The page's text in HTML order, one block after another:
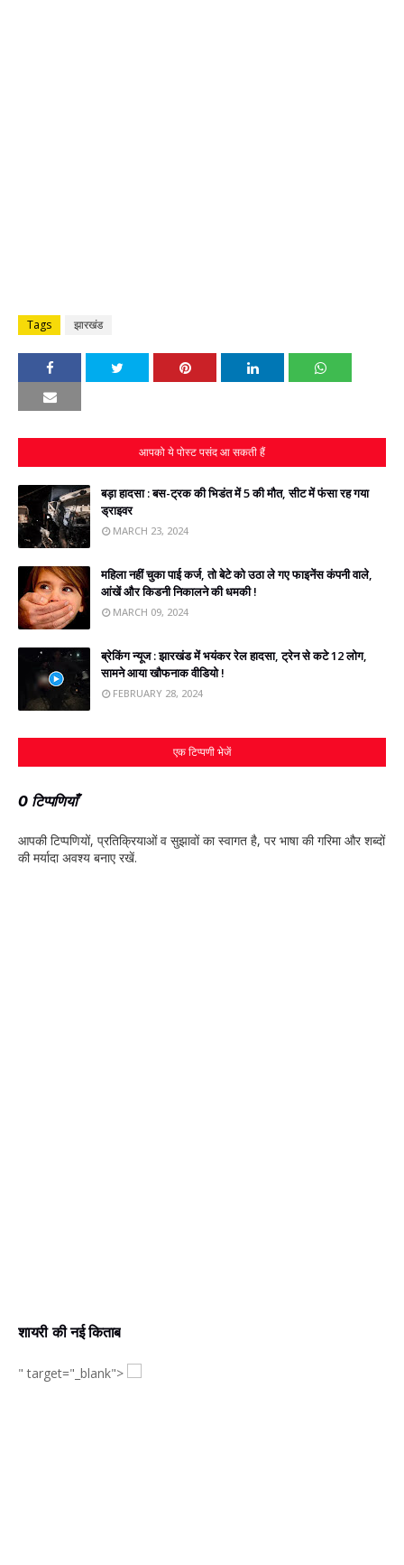
Tags झारखंड
आपको ये पोस्ट पसंद आ सकती हैं
बड़ा हादसा : बस-ट्रक की भिडंत में 5 की मौत, सीट में फंसा रह गया
ड्राइवर
MARCH 23, 2024
महिला नहीं चुका पाई कर्ज, तो बेटे को उठा ले गए फाइनेंस कंपनी वाले,
आंखें और किडनी निकालने की धमकी !
MARCH 09, 2024
ब्रेकिंग न्‍यूज : झारखंड में भयंकर रेल हादसा, ट्रेन से कटे 12 लोग,
सामने आया खौफनाक वीडियो !
FEBRUARY 28, 2024
एक टिप्पणी भेजें
0 टिप्पणियाँ
आपकी टिप्‍पणियों, प्रतिक्रियाओं व सुझावों का स्‍वागत है, पर भाषा की गरिमा और शब्‍दों
की मर्यादा अवश्‍य बनाए रखें.
शायरी की नई किताब
" target="_blank">